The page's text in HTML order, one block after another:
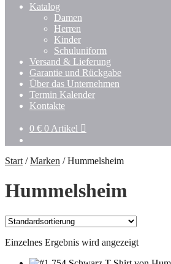
Katalog
Damen
Herren
Kinder
Schuluniform
Versand & Lieferung
Garantie und Rückgabe
Über das Unternehmen
Termin Kalender
Kontakte
0 € 0 Artikel
Start /Marken /Hummelsheim
Hummelsheim
Einzelnes Ergebnis wird angezeigt